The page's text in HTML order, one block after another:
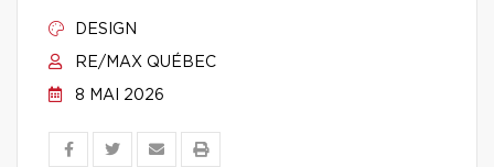
DESIGN
RE/MAX QUÉBEC
8 MAI 2026